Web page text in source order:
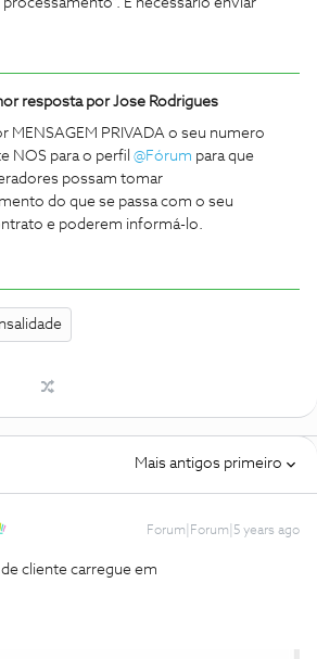
processamento”. É necessário enviar
resposta porJose Rodrigues
MENSAGEM PRIVADA o seu numero
NOS para o perfil @Fórum para que
possam tomar
do que se passa com o seu
e poderem informá-lo.
Mais antigos primeiro
Forum|Forum|5 years ago
cliente carregue em